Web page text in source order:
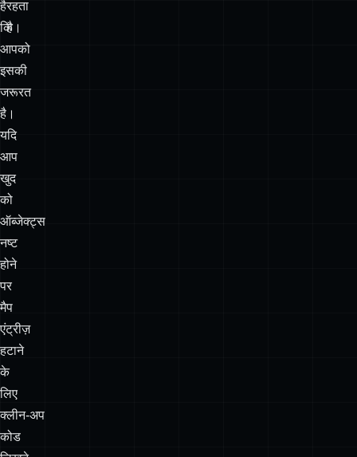
जरूरत
है।
यदि
आप
खुद
को
ऑब्जेक्ट्स
नष्ट
होने
पर
मैप
एंट्रीज़
हटाने
के
लिए
क्लीन‑अप
कोड
लिखते
हुए
पाते
हैं,